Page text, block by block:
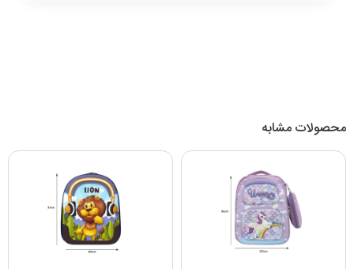
محصولات مشابه